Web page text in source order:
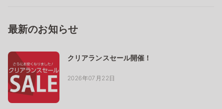
最新のお知らせ
クリアランスセール開催！
2026年07月22日